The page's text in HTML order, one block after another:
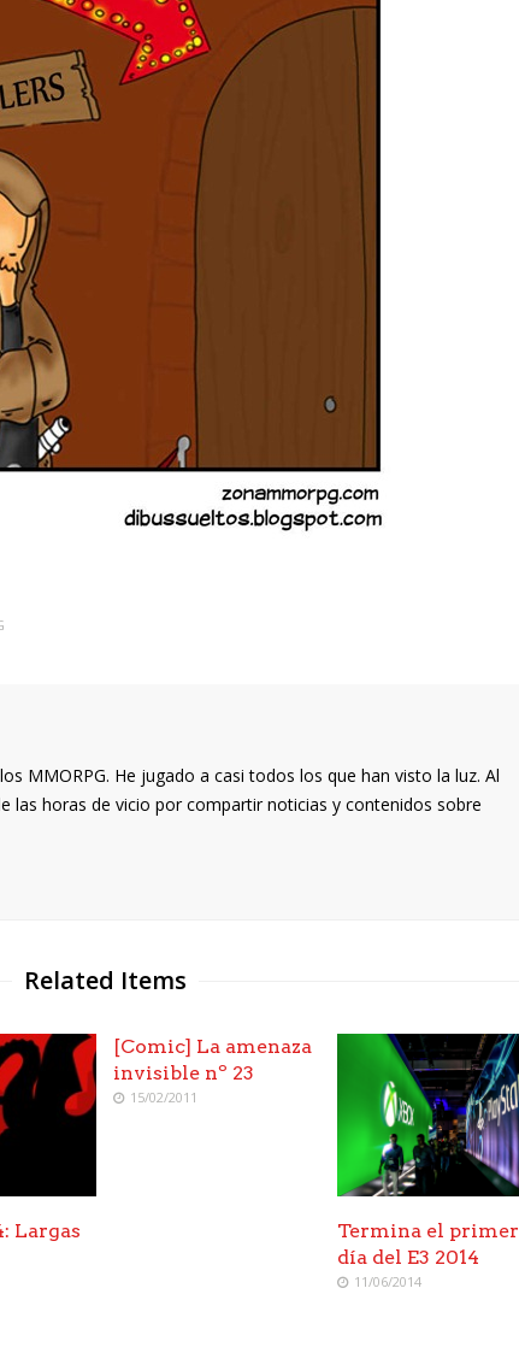
MMORPG. He jugado a casi todos los que han visto la luz. Al
las horas de vicio por compartir noticias y contenidos sobre
Related Items
Largas
[Comic] La amenaza
invisible nº 23
15/02/2011
Termina el primer
día del E3 2014
11/06/2014